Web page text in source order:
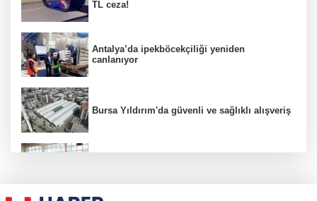
TL ceza!
Antalya’da ipekböcekçiliği yeniden
canlanıyor
Bursa Yıldırım'da güvenli ve sağlıklı alışveriş